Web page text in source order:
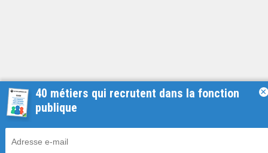
40 métiers qui recrutent dans la fonction
publique
×